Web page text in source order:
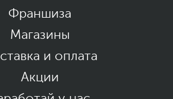
Франшиза
Магазины
и оплата
Акции